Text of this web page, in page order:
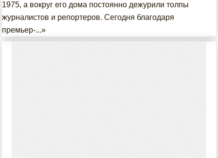
1975, а вокруг его дома постоянно дежурили толпы
журналистов и репортеров. Сегодня благодаря
премьер-...»